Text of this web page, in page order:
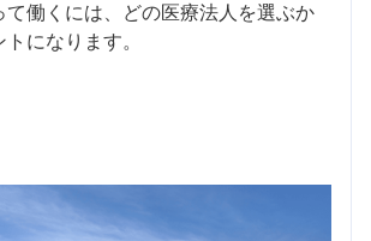
て働くには、どの医療法人を選ぶか
になります。